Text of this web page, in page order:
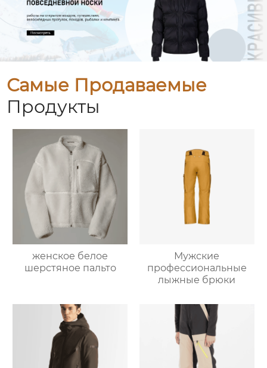
Самые Продаваемые
Продукты
женское белое
шерстяное пальто
Мужские
профессиональные
лыжные брюки